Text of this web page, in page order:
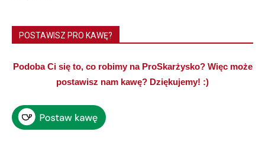
POSTAWISZ PRO KAWĘ?
Podoba Ci się to, co robimy na ProSkarżysko? Więc może
postawisz nam kawę? Dziękujemy! :)